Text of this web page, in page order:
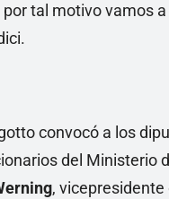
tal motivo vamos
convocó a los
del Ministerio
, vicepresidente